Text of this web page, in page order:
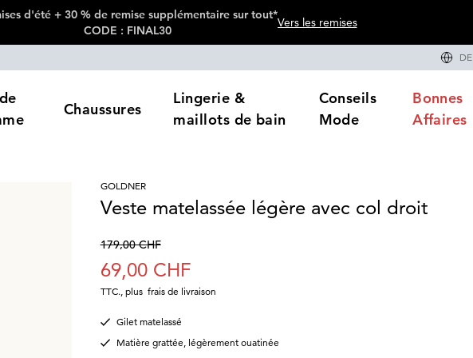
d'été + 30 % de remise supplémentaire sur tout*
CODE : FINAL30
Vers les remises
DE
Chaussures
Lingerie &
maillots de bain
Conseils
Mode
Bonnes
Affaires
GOLDNER
Veste matelassée légère avec col droit
179,00 CHF
69,00 CHF
TTC., plus frais de livraison
Gilet matelassé
Matière grattée, légèrement ouatinée